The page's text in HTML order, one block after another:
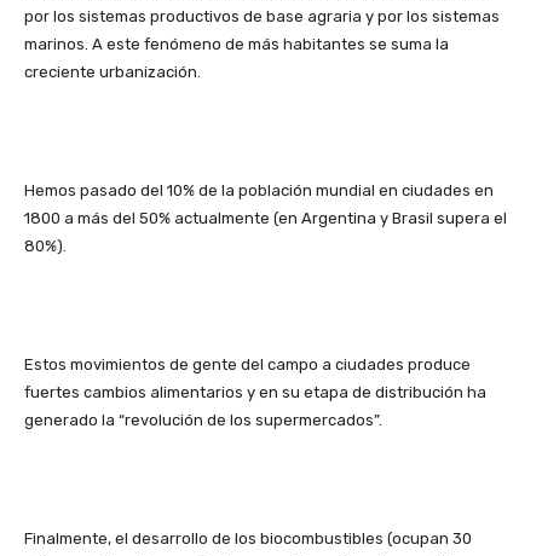
por los sistemas productivos de base agraria y por los sistemas
marinos. A este fenómeno de más habitantes se suma la
creciente urbanización.
Hemos pasado del 10% de la población mundial en ciudades en
1800 a más del 50% actualmente (en Argentina y Brasil supera el
80%).
Estos movimientos de gente del campo a ciudades produce
fuertes cambios alimentarios y en su etapa de distribución ha
generado la “revolución de los supermercados”.
Finalmente, el desarrollo de los biocombustibles (ocupan 30